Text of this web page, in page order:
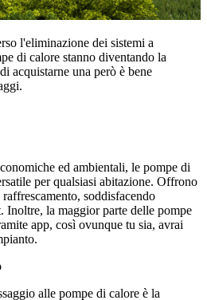
l'eliminazione dei sistemi a
di calore stanno diventando la
acquistarne una però è bene
ed ambientali, le pompe di
per qualsiasi abitazione. Offrono
soddisfacendo
Inoltre, la maggior parte delle pompe
app, così ovunque tu sia, avrai
alle pompe di calore è la